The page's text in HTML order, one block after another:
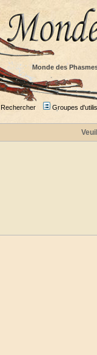
Monde des
Rechercher Groupes